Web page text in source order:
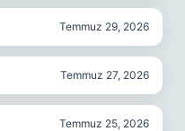
Temmuz 29, 2026
Temmuz 27, 2026
Temmuz 25, 2026